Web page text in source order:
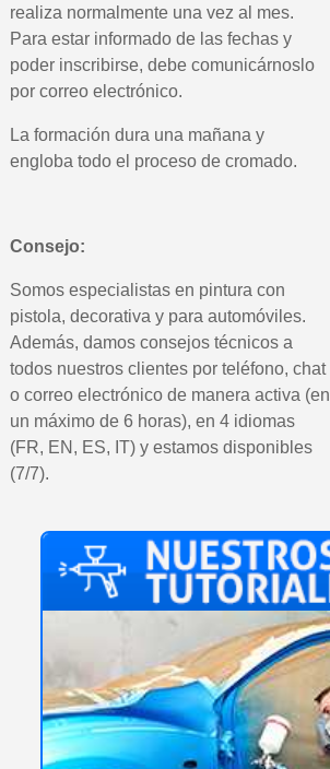
realiza normalmente una vez al mes.
Para estar informado de las fechas y
poder inscribirse, debe comunicárnoslo
por correo electrónico.
La formación dura una mañana y
engloba todo el proceso de cromado.
Consejo:
Somos especialistas en pintura con
pistola, decorativa y para automóviles.
Además, damos consejos técnicos a
todos nuestros clientes por teléfono, chat
o correo electrónico de manera activa (en
un máximo de 6 horas), en 4 idiomas
(FR, EN, ES, IT) y estamos disponibles
(7/7).